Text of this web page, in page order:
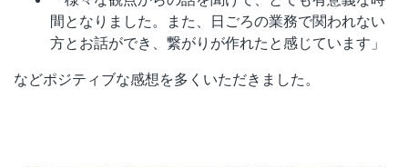
間となりました。また、日ごろの業務で関われない
方とお話ができ、繋がりが作れたと感じています」
などポジティブな感想を多くいただきました。